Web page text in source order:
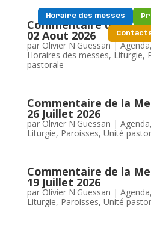
Horaire des messes
Commentaire de la
02 Aout 2026
par Olivier N'Guessan|Agenda
Horaires des messes, Liturgie,
pastorale
Commentaire de la
26 Juillet 2026
parOlivier N'Guessan | Agenda,
Liturgie, Paroisses, Unité
Commentaire de la
19 Juillet 2026
parOlivier N'Guessan | Agenda,
Liturgie, Paroisses, Unité